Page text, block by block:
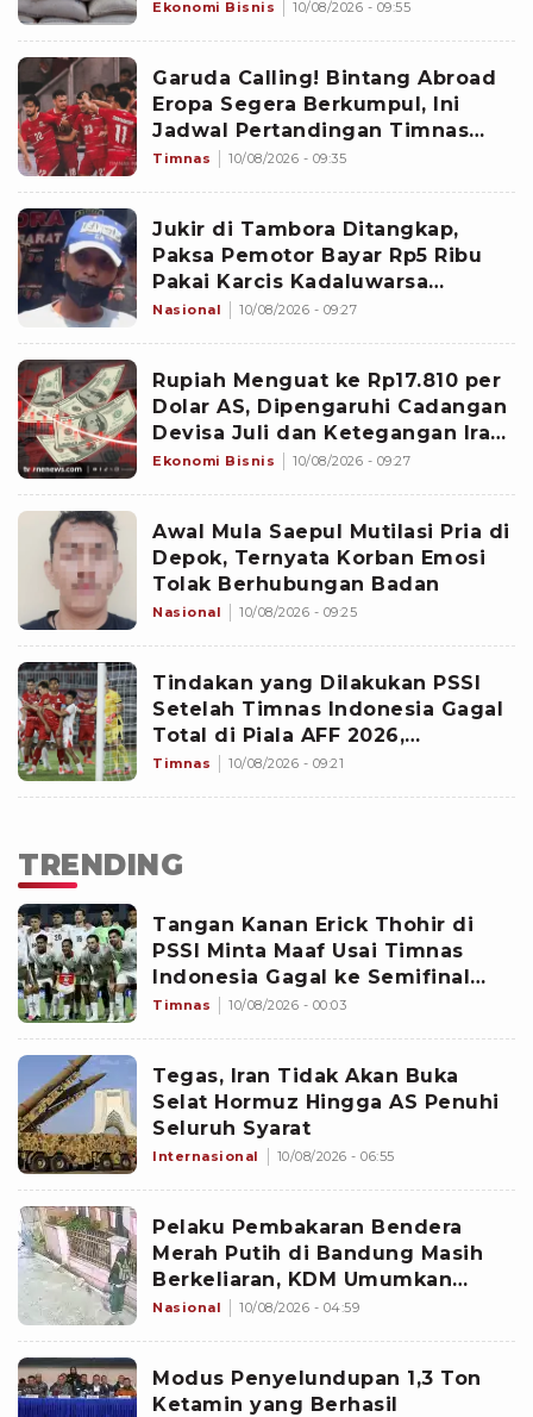
Ekonomi Bisnis 10/08/2026 - 09:55
Garuda Calling! Bintang Abroad
Eropa Segera Berkumpul, Ini
Jadwal Pertandingan Timnas
Indonesia di FIFA ASEAN Cup
Timnas 10/08/2026 - 09:35
Jukir di Tambora Ditangkap,
Paksa Pemotor Bayar Rp5 Ribu
Pakai Karcis Kadaluwarsa
Berujung Cekcok
Nasional 10/08/2026 - 09:27
Rupiah Menguat ke Rp17.810 per
Dolar AS, Dipengaruhi Cadangan
Devisa Juli dan Ketegangan Iran-
AS di Timur Tengah
Ekonomi Bisnis 10/08/2026 - 09:27
Awal Mula Saepul Mutilasi Pria di
Depok, Ternyata Korban Emosi
Tolak Berhubungan Badan
Nasional 10/08/2026 - 09:25
Tindakan yang Dilakukan PSSI
Setelah Timnas Indonesia Gagal
Total di Piala AFF 2026,
Berbenah Jelang FIFA ASEAN Cup
Timnas 10/08/2026 - 09:21
TRENDING
Tangan Kanan Erick Thohir di
PSSI Minta Maaf Usai Timnas
Indonesia Gagal ke Semifinal
Piala AFF 2026: Jangan Hujat
Timnas 10/08/2026 - 00:03
Tegas, Iran Tidak Akan Buka
Selat Hormuz Hingga AS Penuhi
Seluruh Syarat
Internasional 10/08/2026 - 06:55
Pelaku Pembakaran Bendera
Merah Putih di Bandung Masih
Berkeliaran, KDM Umumkan
Sayembara Berhadiah
Nasional 10/08/2026 - 04:59
Modus Penyelundupan 1,3 Ton
Ketamin yang Berhasil